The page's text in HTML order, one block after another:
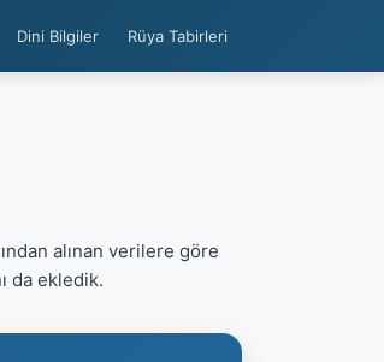
Dini Bilgiler Rüya Tabirleri
alınan verilere göre
da ekledik.